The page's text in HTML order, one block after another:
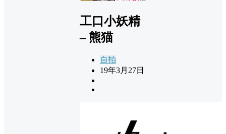
工口小妖精
– 熊猫
自拍
19年3月27日